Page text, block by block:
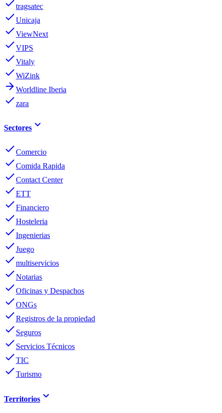
donetragsatec
doneUnicaja
doneViewNext
doneVIPS
doneVitaly
doneWiZink
arrow_forward Worldline Iberia
donezara
Sectores keyboard_arrow_down
doneComercio
doneComida Rapida
doneContact Center
doneETT
doneFinanciero
doneHosteleria
doneIngenierias
doneJuego
donemultiservicios
doneNotarias
doneOficinas y Despachos
doneONGs
doneRegistros de la propiedad
done Seguros
done Servicios Técnicos
doneTIC
doneTurismo
Territorios keyboard_arrow_down